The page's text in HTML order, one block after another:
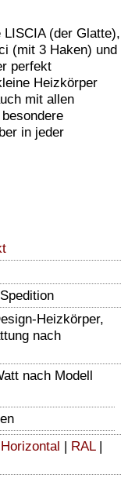
LISCIA (der Glatte),
(mit 3 Haken) und
perfekt
Heizkörper
mit allen
in jeder
Heizkörper,
nach
nach Modell
Horizontal | RAL|